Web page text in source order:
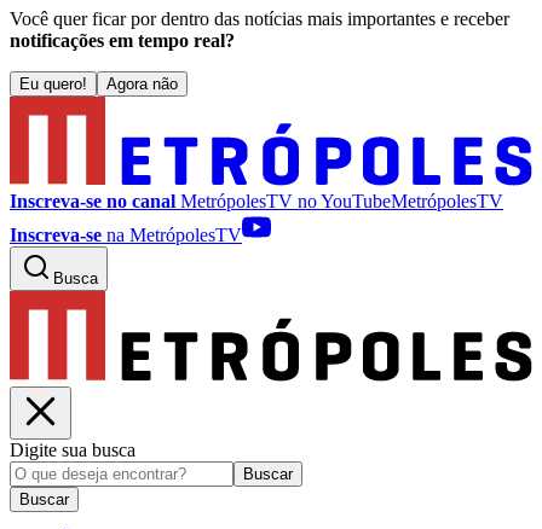
Você quer ficar por dentro das notícias mais importantes e receber
notificações em tempo real?
Eu quero! Agora não
Inscreva-se no canal MetrópolesTV noYouTubeMetrópolesTV
Inscreva-se na MetrópolesTV
Busca
Digite sua busca
Buscar
Buscar